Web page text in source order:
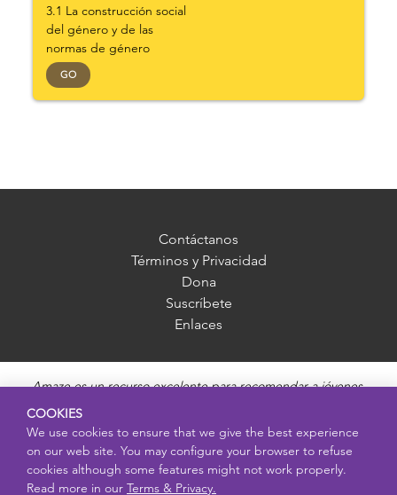
3.1 La construcción social
del género y de las
normas de género
GO
Contáctanos
Términos y Privacidad
Dona
Suscríbete
Enlaces
Amaze es un recurso excelente para recomendar a jóvenes,
madres, padres y educadores. Ofrece información imparcial,
precisa y adecuada para cada edad, y responde preguntas sobre
la pubertad, salud sexual, relaciones saludables, embarazo y
reproducción, seguridad en línea y enfermedades de transmisión
sexual. Amaze ofrece videos educativos atractivos y recursos más
COOKIES
We use cookies to ensure that we give the best experience
on our web site. You may configure your browser to refuse
cookies although some features might not work properly.
Read more in our Terms & Privacy.